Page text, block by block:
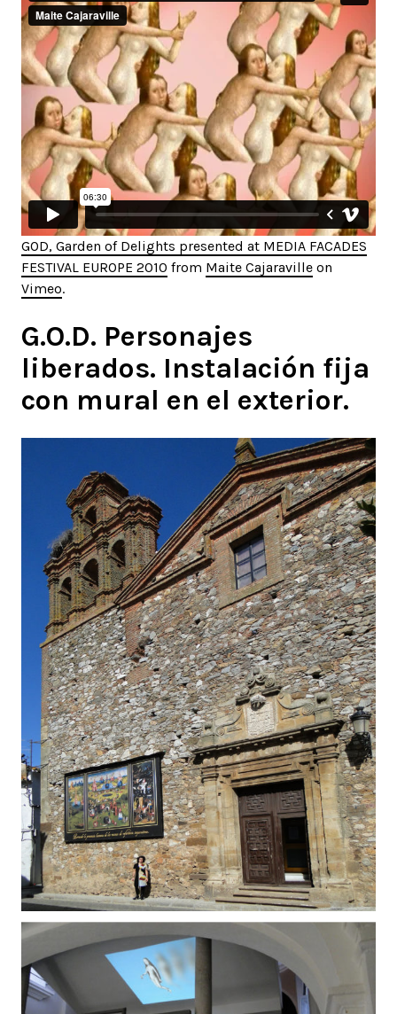
GOD, Garden of Delights presented at MEDIA FACADES
FESTIVAL EUROPE 2010 from Maite Cajaraville on
Vimeo.
G.O.D. Personajes
liberados. Instalación fija
con mural en el exterior.